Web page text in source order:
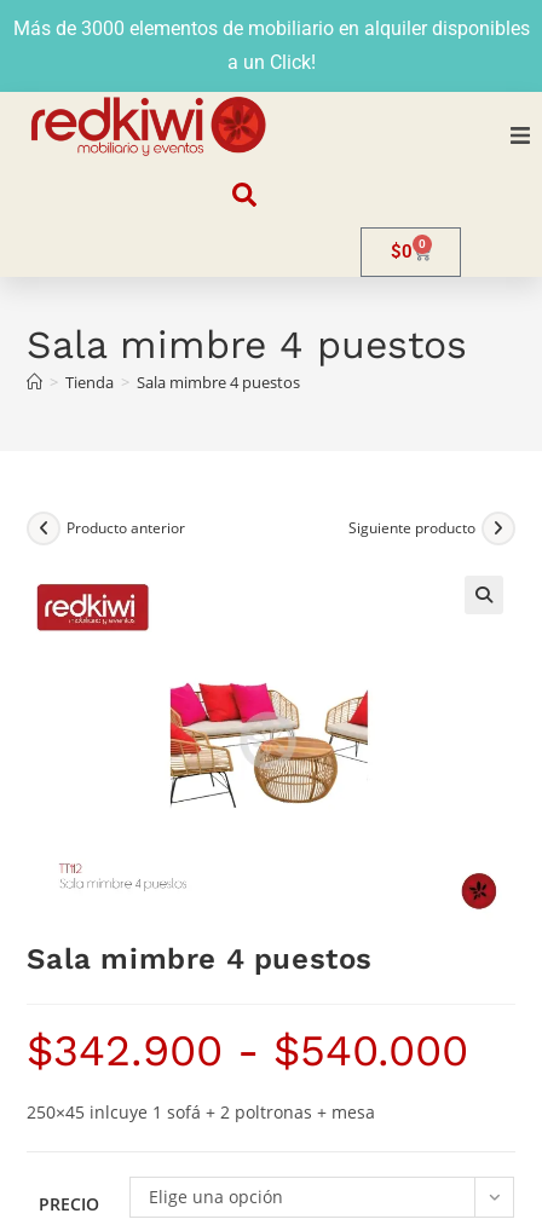
Más de 3000 elementos de mobiliario en alquiler disponibles
a un Click!
Venta
Contacto
$0 0
Sala mimbre 4 puestos
> Tienda > Sala mimbre 4 puestos
Producto anterior Siguiente producto
Sala mimbre 4 puestos
$342.900 - $540.000
250×45 inlcuye 1 sofá + 2 poltronas + mesa
PRECIO Elige una opción